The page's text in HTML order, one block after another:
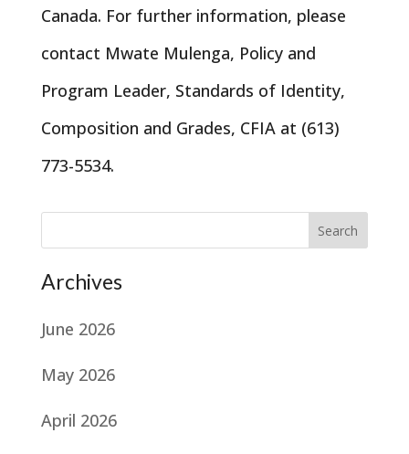
Canada. For further information, please
contact Mwate Mulenga, Policy and
Program Leader, Standards of Identity,
Composition and Grades, CFIA at (613)
773-5534.
Search
Archives
June 2026
May 2026
April 2026